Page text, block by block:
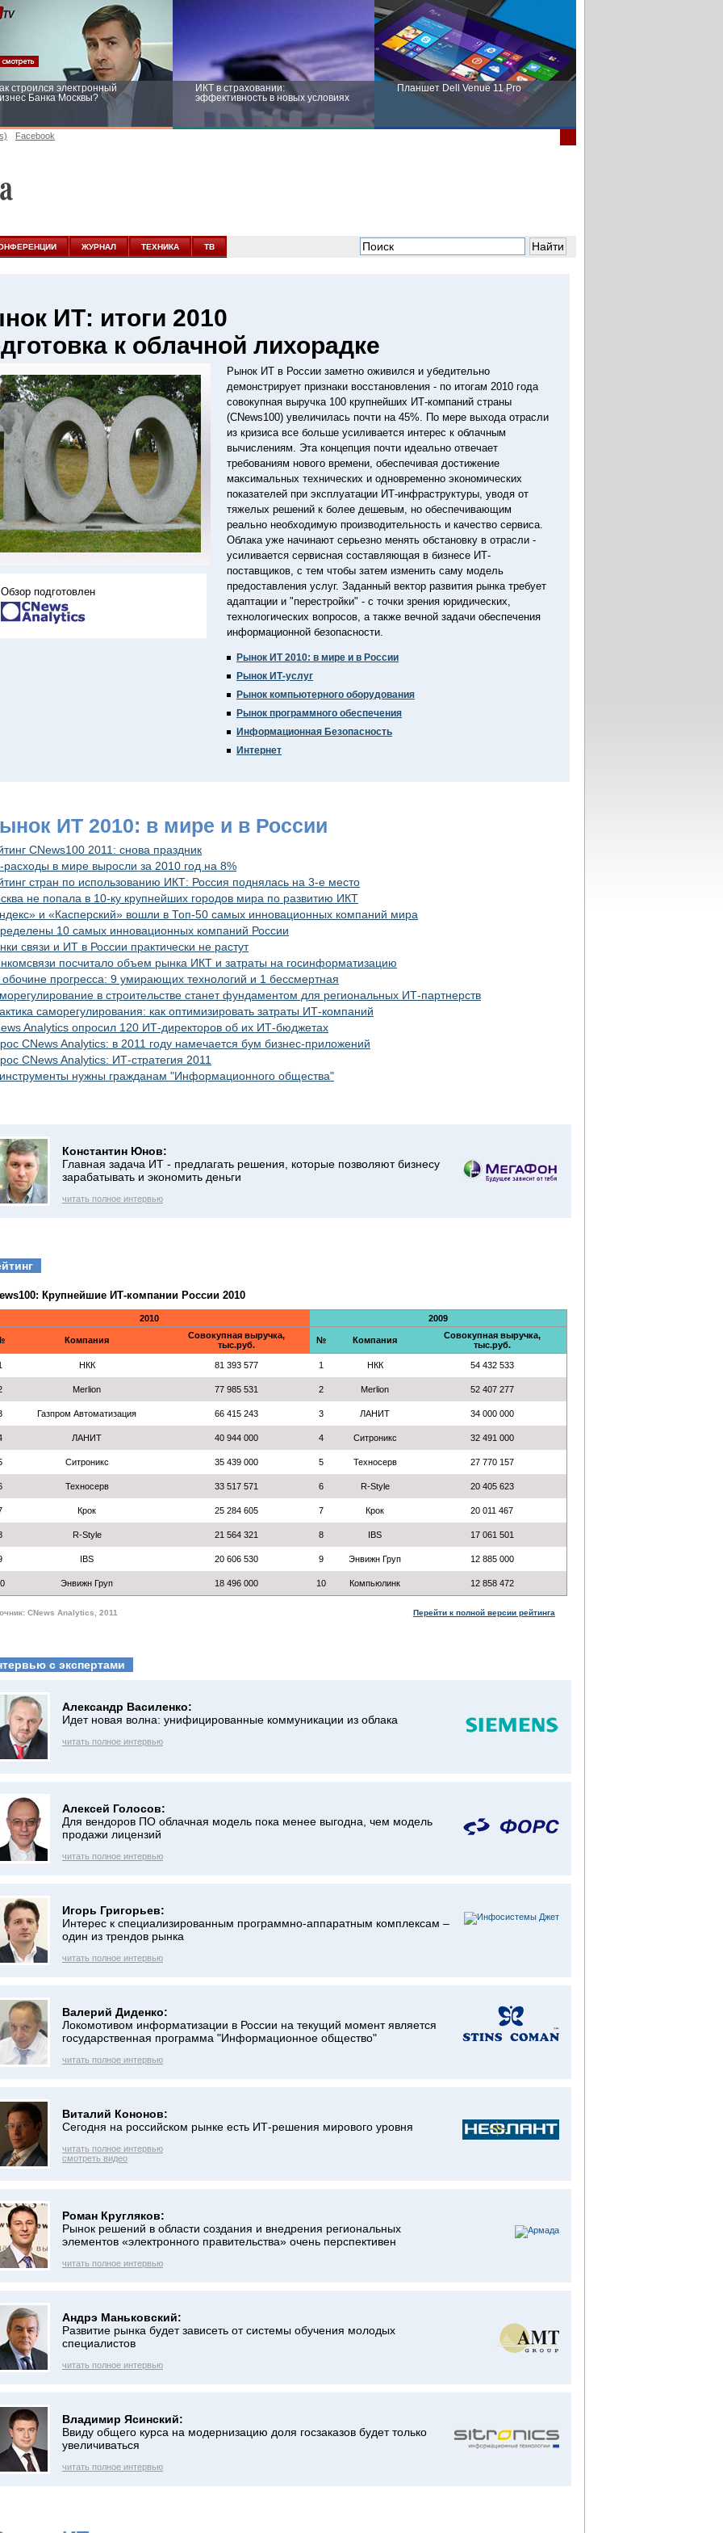
строился электронный
Банка Москвы?
ИКТ в страховании:
эффективность в новых условиях
Планшет Dell Venue 11 Pro
новых условиях
Facebook
ЖУРНАЛ ТЕХНИКА ТВ
ИТ: итоги 2010
к облачной лихорадке
Обзор подготовлен
Рынок ИТ в России заметно оживился и убедительно
демонстрирует признаки восстановления - по итогам 2010 года
совокупная выручка 100 крупнейших ИТ-компаний страны
(CNews100) увеличилась почти на 45%. По мере выхода отрасли
из кризиса все больше усиливается интерес к облачным
вычислениям. Эта концепция почти идеально отвечает
требованиям нового времени, обеспечивая достижение
максимальных технических и одновременно экономических
показателей при эксплуатации ИТ-инфраструктуры, уводя от
тяжелых решений к более дешевым, но обеспечивающим
реально необходимую производительность и качество сервиса.
Облака уже начинают серьезно менять обстановку в отрасли -
усиливается сервисная составляющая в бизнесе ИТ-
поставщиков, с тем чтобы затем изменить саму модель
предоставления услуг. Заданный вектор развития рынка требует
адаптации и "перестройки" - с точки зрения юридических,
технологических вопросов, а также вечной задачи обеспечения
информационной безопасности.
Рынок ИТ 2010: в мире и в России
Рынок ИТ-услуг
Рынок компьютерного оборудования
Рынок программного обеспечения
Информационная Безопасность
Интернет
ИТ 2010: в мире и в России
CNews100 2011: снова праздник
в мире выросли за 2010 год на 8%
стран по использованию ИКТ: Россия поднялась на 3-е место
не попала в 10-ку крупнейших городов мира по развитию ИКТ
и «Касперский» вошли в Топ-50 самых инновационных компаний мира
10 самых инновационных компаний России
связи и ИТ в России практически не растут
посчитало объем рынка ИКТ и затраты на госинформатизацию
прогресса: 9 умирающих технологий и 1 бессмертная
в строительстве станет фундаментом для региональных ИТ-партнерств
саморегулирования: как оптимизировать затраты ИТ-компаний
Analytics опросил 120 ИТ-директоров об их ИТ-бюджетах
CNews Analytics: в 2011 году намечается бум бизнес-приложений
CNews Analytics: ИТ-стратегия 2011
нужны гражданам "Информационного общества"
Константин Юнов:
Главная задача ИТ - предлагать решения, которые позволяют бизнесу
зарабатывать и экономить деньги
читать полное интервью
Крупнейшие ИТ-компании России 2010
2010 2009
Компания
Совокупная выручка,
тыс.руб.
№ Компания
Совокупная выручка,
тыс.руб.
НКК 81 393 577 1 НКК 54 432 533
Merlion 77 985 531 2 Merlion 52 407 277
Газпром Автоматизация 66 415 243 3 ЛАНИТ 34 000 000
ЛАНИТ 40 944 000 4 Ситроникс 32 491 000
Ситроникс 35 439 000 5 Техносерв 27 770 157
Техносерв 33 517 571 6 R-Style 20 405 623
Крок 25 284 605 7 Крок 20 011 467
R-Style 21 564 321 8 IBS 17 061 501
IBS 20 606 530 9 Энвижн Груп 12 885 000
Энвижн Груп 18 496 000 10 Компьюлинк 12 858 472
CNews Analytics, 2011 Перейти к полной версии рейтинга
с экспертами
Александр Василенко:
Идет новая волна: унифицированные коммуникации из облака
читать полное интервью
Алексей Голосов:
Для вендоров ПО облачная модель пока менее выгодна, чем модель
продажи лицензий
читать полное интервью
Игорь Григорьев:
Интерес к специализированным программно-аппаратным комплексам –
один из трендов рынка
читать полное интервью
Валерий Диденко:
Локомотивом информатизации в России на текущий момент является
государственная программа "Информационное общество"
читать полное интервью
Виталий Кононов:
Сегодня на российском рынке есть ИТ-решения мирового уровня
читать полное интервью
смотреть видео
Роман Кругляков:
Рынок решений в области создания и внедрения региональных
элементов «электронного правительства» очень перспективен
читать полное интервью
Андрэ Маньковский:
Развитие рынка будет зависеть от системы обучения молодых
специалистов
читать полное интервью
Владимир Ясинский:
Ввиду общего курса на модернизацию доля госзаказов будет только
увеличиваться
читать полное интервью